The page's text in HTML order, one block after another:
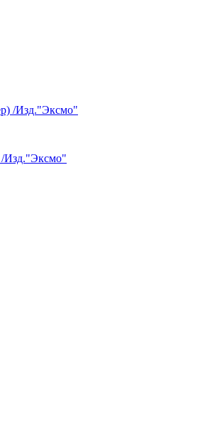
/Изд."Эксмо"